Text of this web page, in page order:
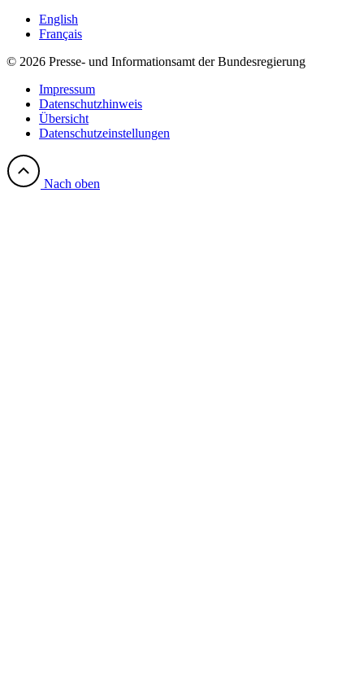
English
Français
© 2026 Presse- und Informationsamt der Bundesregierung
Impressum
Datenschutzhinweis
Übersicht
Datenschutzeinstellungen
Nach oben